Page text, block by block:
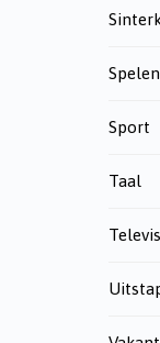
Spelen
Sport
Taal